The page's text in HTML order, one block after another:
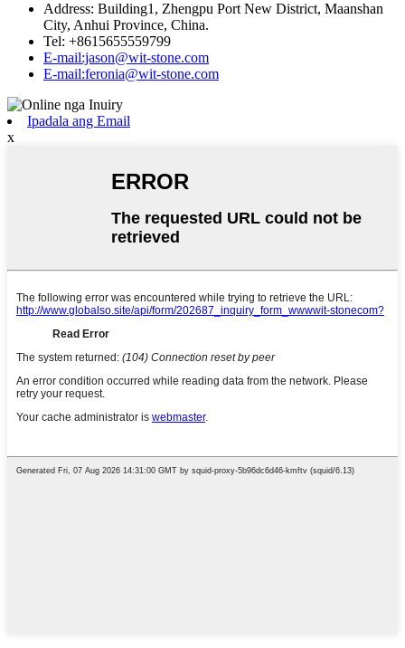
Address: Building1, Zhengpu Port New District, Maanshan
City, Anhui Province, China.
Tel: +8615655559799
E-mail:jason@wit-stone.com
E-mail:feronia@wit-stone.com
Ipadala ang Email
x